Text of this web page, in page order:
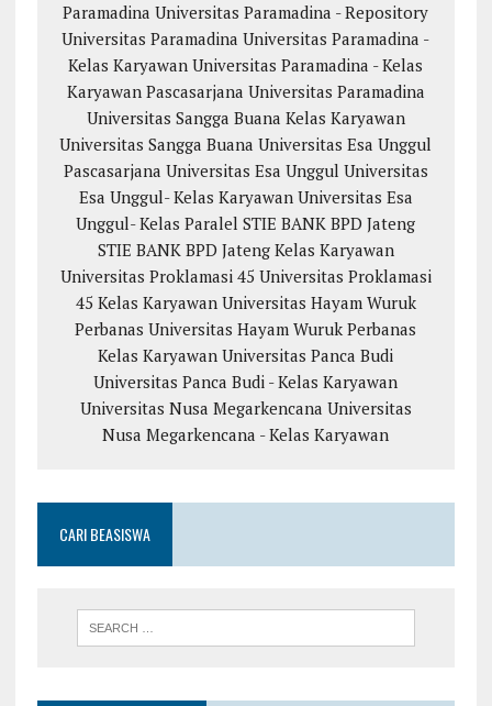
Paramadina Universitas Paramadina - Repository
Universitas Paramadina Universitas Paramadina -
Kelas Karyawan Universitas Paramadina - Kelas
Karyawan Pascasarjana Universitas Paramadina
Universitas Sangga Buana Kelas Karyawan
Universitas Sangga Buana Universitas Esa Unggul
Pascasarjana Universitas Esa Unggul Universitas
Esa Unggul- Kelas Karyawan Universitas Esa
Unggul- Kelas Paralel STIE BANK BPD Jateng
STIE BANK BPD Jateng Kelas Karyawan
Universitas Proklamasi 45 Universitas Proklamasi
45 Kelas Karyawan Universitas Hayam Wuruk
Perbanas Universitas Hayam Wuruk Perbanas
Kelas Karyawan Universitas Panca Budi
Universitas Panca Budi - Kelas Karyawan
Universitas Nusa Megarkencana Universitas
Nusa Megarkencana - Kelas Karyawan
CARI BEASISWA